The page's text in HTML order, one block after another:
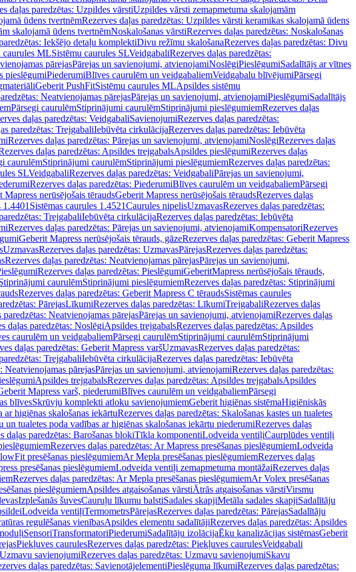
daļas paredzētas: Uzpildes vārstiUzpildes vārsti zemapmetuma skalojamām
ūdens tvertnēmRezerves daļas paredzētas: Uzpildes vārsti keramikas skalojamā ūdens
skalojamā ūdens tvertnēmNoskalošanas vārstiRezerves daļas paredzētas: Noskalošanas
Iekšējo detaļu komplektiDivu režīmu skalošanaRezerves daļas paredzētas: Divu
caurules MLSistēmu caurules SLVeidgabaliRezerves daļas paredzētas:
pārejasPārejas un savienojumi, atvienojamiNoslēgiPieslēgumiSadalītājs ar vītnes
pieslēgumiPiederumiBlīves caurulēm un veidgabaliemVeidgabalu blīvējumiPārsegi
Geberit PushFitSistēmu caurules MLApsildes sistēmu
Neatvienojamas pārejasPārejas un savienojumi, atvienojamiPieslēgumiSadalītājs
Pārsegi caurulēmStiprinājumi caurulēmStiprinājumi pieslēgumiemRezerves daļas
daļas paredzētas: VeidgabaliSavienojumiRezerves daļas paredzētas:
paredzētas: TrejgabaliIebūvēta cirkulācijaRezerves daļas paredzētas: Iebūvēta
Rezerves daļas paredzētas: Pārejas un savienojumi, atvienojamiNoslēgiRezerves daļas
daļas paredzētas: Apsildes trejgabalsApsildes pieslēgumiRezerves daļas
caurulēmStiprinājumi caurulēmStiprinājumi pieslēgumiemRezerves daļas paredzētas:
SLVeidgabaliRezerves daļas paredzētas: VeidgabaliPārejas un savienojumi,
Rezerves daļas paredzētas: PiederumiBlīves caurulēm un veidgabaliemPārsegi
Mapress nerūsējošais tēraudsGeberit Mapress nerūsējošais tēraudsRezerves daļas
1.4401 Sistēmas caurules 1.4521Caurules nipelisUzmavasRezerves daļas paredzētas:
TrejgabaliIebūvēta cirkulācijaRezerves daļas paredzētas: Iebūvēta
Rezerves daļas paredzētas: Pārejas un savienojumi, atvienojamiKompensatoriRezerves
Geberit Mapress nerūsējošais tērauds, gāzeRezerves daļas paredzētas: Geberit Mapress
UzmavasRezerves daļas paredzētas: UzmavasPārejasRezerves daļas paredzētas:
Rezerves daļas paredzētas: Neatvienojamas pārejasPārejas un savienojumi,
Rezerves daļas paredzētas: PieslēgumiGeberitMapress nerūsējošais tērauds,
caurulēmStiprinājumi pieslēgumiemRezerves daļas paredzētas: Stiprinājumi
Rezerves daļas paredzētas: Geberit Mapress C tēraudsSistēmas caurules
PārejasLīkumiRezerves daļas paredzētas: LīkumiTrejgabaliRezerves daļas
paredzētas: Neatvienojamas pārejasPārejas un savienojumi, atvienojamiRezerves daļas
daļas paredzētas: NoslēgiApsildes trejgabalsRezerves daļas paredzētas: Apsildes
caurulēm un veidgabaliemPārsegi caurulēmStiprinājumi caurulēmStiprinājumi
daļas paredzētas: Geberit Mapress varšUzmavasRezerves daļas paredzētas:
TrejgabaliIebūvēta cirkulācijaRezerves daļas paredzētas: Iebūvēta
Neatvienojamas pārejasPārejas un savienojumi, atvienojamiRezerves daļas paredzētas:
Apsildes trejgabalsRezerves daļas paredzētas: Apsildes trejgabalsApsildes
Mapress varš, piederumiBlīves caurulēm un veidgabaliemPārsegi
blīvesSkrūvju komplekti atloku savienojumiemGeberit higiēnas sistēmaHigiēniskās
ar higiēnas skalošanas iekārtuRezerves daļas paredzētas: Skalošanas kastes un tualetes
un tualetes poda vadības ar higiēnas skalošanas iekārtu piederumiRezerves daļas
daļas paredzētas: Barošanas blokiTīkla komponentiLodveida ventiļiCaurplūdes ventiļi
Rezerves daļas paredzētas: Ar Mapress presēšanas pieslēgumiemLodveida
presēšanas pieslēgumiemAr Mepla presēšanas pieslēgumiemRezerves daļas
presēšanas pieslēgumiemLodveida ventiļi zemapmetuma montāžaiRezerves daļas
Rezerves daļas paredzētas: Ar Mepla presēšanas pieslēgumiemAr Volex presēšanas
pieslēgumiemApsildes atgaisošanas vārstiĀtrās atgaisošanas vārstiVirsmu
Izplešanās šuvesCauruļu līkumu balstiSadales skapjiMetāla sadales skapjiSadalītāju
Lodveida ventiļiTermometrsPārejasRezerves daļas paredzētas: PārejasSadalītāju
regulēšanas vienībasApsildes elementu sadalītājiRezerves daļas paredzētas: Apsildes
SensoriTransformatoriPiederumiSadalītāju izolācijaĒku kanalizācijas sistēmasGeberit
Piekļuves caurulesRezerves daļas paredzētas: Piekļuves caurulesVeidgabali
Uzmavu savienojumiRezerves daļas paredzētas: Uzmavu savienojumiSkavu
daļas paredzētas: SavienotājelementiPieslēguma līkumiRezerves daļas paredzētas: